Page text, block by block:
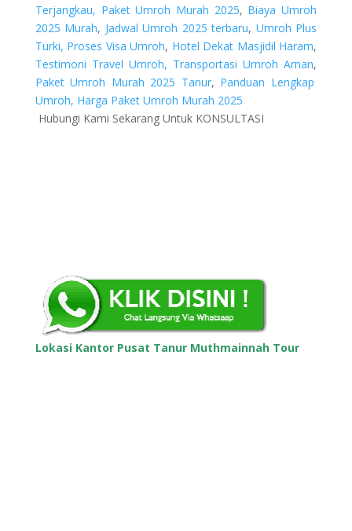
Terjangkau, Paket Umroh Murah 2025, Biaya Umroh
2025 Murah, Jadwal Umroh 2025 terbaru, Umroh Plus
Turki, Proses Visa Umroh, Hotel Dekat Masjidil Haram,
Testimoni Travel Umroh, Transportasi Umroh Aman,
Paket Umroh Murah 2025 Tanur, Panduan Lengkap
Umroh, Harga Paket Umroh Murah 2025
Hubungi Kami Sekarang Untuk KONSULTASI
Lokasi Kantor Pusat Tanur Muthmainnah Tour